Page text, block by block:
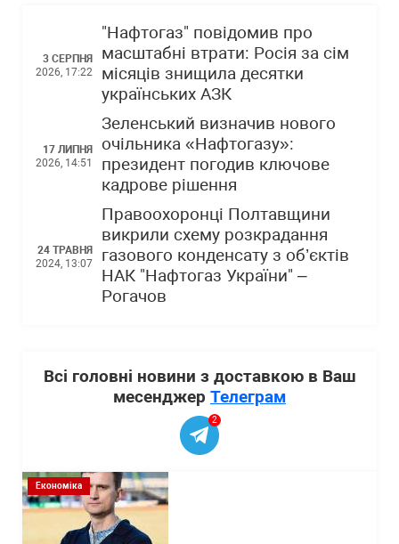
3 СЕРПНЯ
2026, 17:22
"Нафтогаз" повідомив про
масштабні втрати: Росія за сім
місяців знищила десятки
українських АЗК
17 ЛИПНЯ
2026, 14:51
Зеленський визначив нового
очільника «Нафтогазу»:
президент погодив ключове
кадрове рішення
24 ТРАВНЯ
2024, 13:07
Правоохоронці Полтавщини
викрили схему розкрадання
газового конденсату з об’єктів
НАК "Нафтогаз України" –
Рогачов
Всі головні новини з доставкою в Ваш
месенджер Телеграм
2
Економіка